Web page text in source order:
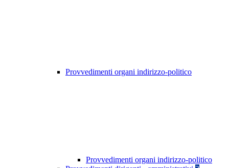
Provvedimenti organi indirizzo-politico
Provvedimenti organi indirizzo-politico